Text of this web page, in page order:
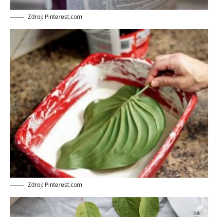
Zdroj: Pinterest.com
Zdroj: Pinterest.com